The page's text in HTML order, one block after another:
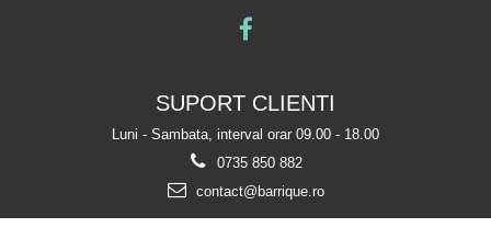
SUPORT CLIENTI
Luni - Sambata, interval orar 09.00 - 18.00
0735 850 882
contact@barrique.ro